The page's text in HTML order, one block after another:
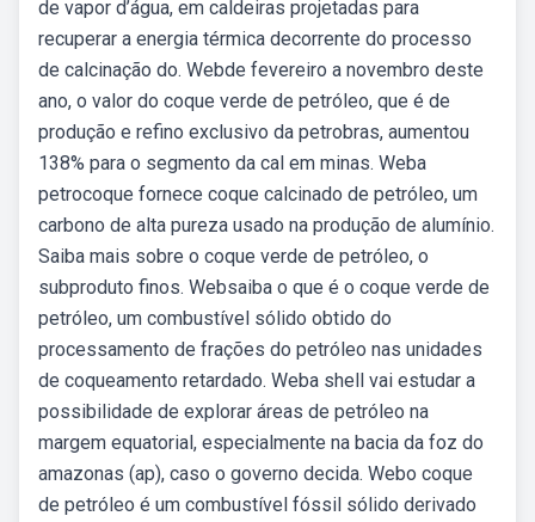
de vapor d’água, em caldeiras projetadas para
recuperar a energia térmica decorrente do processo
de calcinação do. Webde fevereiro a novembro deste
ano, o valor do coque verde de petróleo, que é de
produção e refino exclusivo da petrobras, aumentou
138% para o segmento da cal em minas. Weba
petrocoque fornece coque calcinado de petróleo, um
carbono de alta pureza usado na produção de alumínio.
Saiba mais sobre o coque verde de petróleo, o
subproduto finos. Websaiba o que é o coque verde de
petróleo, um combustível sólido obtido do
processamento de frações do petróleo nas unidades
de coqueamento retardado. Weba shell vai estudar a
possibilidade de explorar áreas de petróleo na
margem equatorial, especialmente na bacia da foz do
amazonas (ap), caso o governo decida. Webo coque
de petróleo é um combustível fóssil sólido derivado